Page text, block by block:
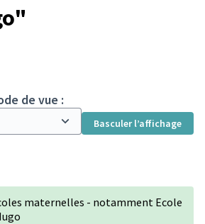
de vue :
Basculer l’affichage
maternelles - notamment Ecole